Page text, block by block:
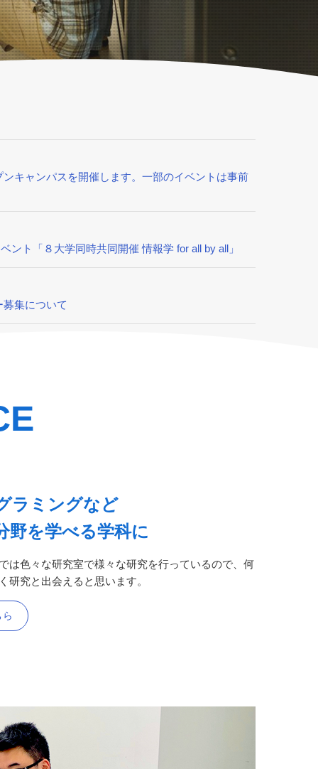
キャンパスを開催します。一部のイベントは事前
ント「８大学同時共同開催 情報学 for all by all」
集について
ラミングなど
野を学べる学科に
は⾊々な研究室で様々な研究を⾏っているので、何
研究と出会えると思います。